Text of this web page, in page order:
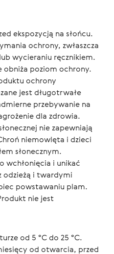
ekspozycją na słońcu.
ochrony, zwłaszcza
wycieraniu ręcznikiem.
obniża poziom ochrony.
ochrony
jest długotrwałe
przebywanie na
dla zdrowia.
nie zapewniają
niemowlęta i dzieci
słonecznym.
wchłonięcia i unikać
odzieżą i twardymi
powstawaniu plam.
nie jest
od 5 °С do 25 °С.
od otwarcia, przed